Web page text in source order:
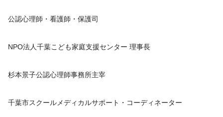
公認心理師・看護師・保護司
NPO法人千葉こども家庭支援センター 理事長
杉本景子公認心理師事務所主宰
千葉市スクールメディカルサポート・コーディネーター